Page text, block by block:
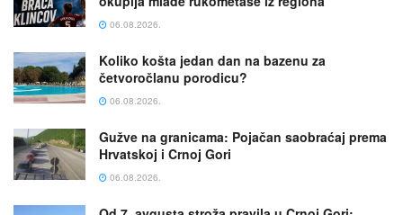
06.08.2026.
Koliko košta jedan dan na bazenu za
četvoročlanu porodicu?
06.08.2026.
Gužve na granicama: Pojačan saobraćaj prema
Hrvatskoj i Crnoj Gori
06.08.2026.